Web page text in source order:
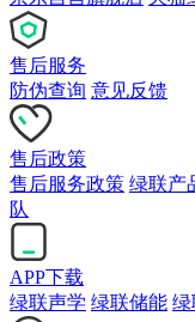
售后服务
防伪查询 意见反馈
售后政策
售后服务政策 绿联产
队
APP下载
绿联声学 绿联储能 绿